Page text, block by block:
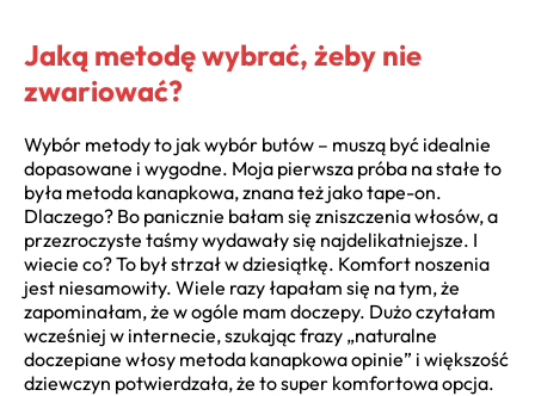
Jaką metodę wybrać, żeby nie
zwariować?
Wybór metody to jak wybór butów – muszą być idealnie
dopasowane i wygodne. Moja pierwsza próba na stałe to
była metoda kanapkowa, znana też jako tape-on.
Dlaczego? Bo panicznie bałam się zniszczenia włosów, a
przezroczyste taśmy wydawały się najdelikatniejsze. I
wiecie co? To był strzał w dziesiątkę. Komfort noszenia
jest niesamowity. Wiele razy łapałam się na tym, że
zapominałam, że w ogóle mam doczepy. Dużo czytałam
wcześniej w internecie, szukając frazy „naturalne
doczepiane włosy metoda kanapkowa opinie” i większość
dziewczyn potwierdzała, że to super komfortowa opcja.